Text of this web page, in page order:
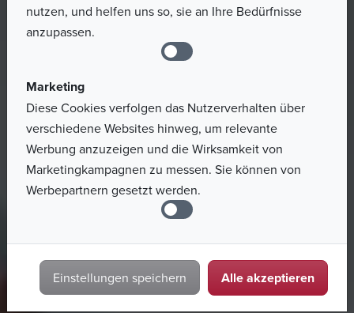
nutzen, und helfen uns so, sie an Ihre Bedürfnisse
anzupassen.
Marketing
Diese Cookies verfolgen das Nutzerverhalten über
verschiedene Websites hinweg, um relevante
Werbung anzuzeigen und die Wirksamkeit von
Marketingkampagnen zu messen. Sie können von
Werbepartnern gesetzt werden.
Einstellungen speichern Alle akzeptieren